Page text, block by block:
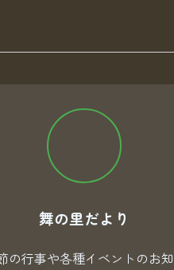
舞の里だより
の行事や各種イベントのお知